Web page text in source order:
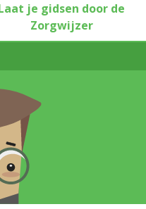
je gidsen door de
Zorgwijzer